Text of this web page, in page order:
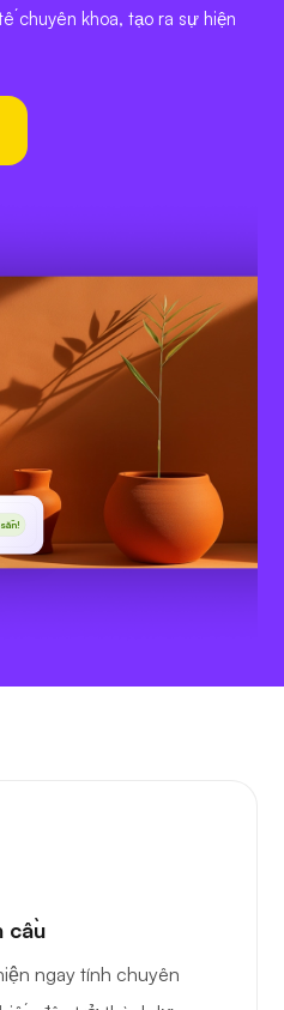
chuyên khoa, tạo ra sự hiện
cầu
ngay tính chuyên